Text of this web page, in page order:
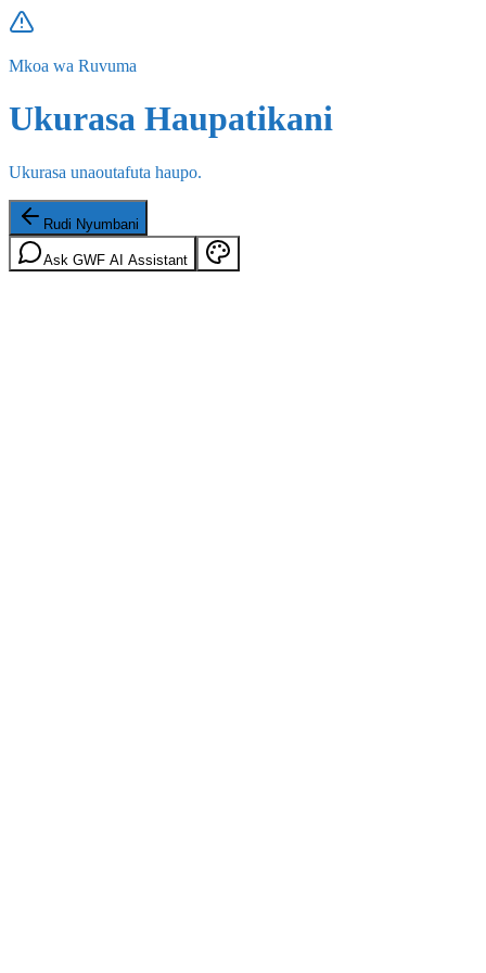
Mkoa wa Ruvuma
Ukurasa Haupatikani
Ukurasa unaoutafuta haupo.
Rudi Nyumbani
Ask GWF AI Assistant